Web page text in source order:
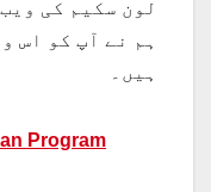
لون سکیم کی
ہم نے آپ کو اس
ہیں۔
Program